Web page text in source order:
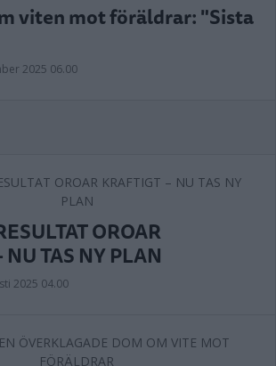
viten mot föräldrar: "Sista
2025 06.00
OROAR
NU TAS NY PLAN
2025 04.00